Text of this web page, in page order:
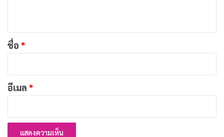
เผยแพร่เมื่อ: 1 สัปดาห์ ที่ผ่านมา
[รีวิว-เรื่องย่อ] Batman: Caped Crusader ซีซั่น 2
[รีวิว-เรื่องย่อ] The Truthers (2026) หนังดราม่า
*
ชื่อ *
อีเมล *